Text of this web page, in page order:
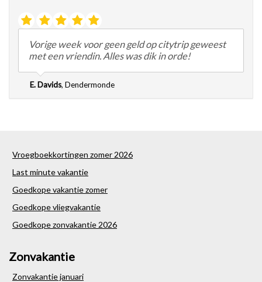
Vorige week voor geen geld op citytrip geweest
met een vriendin. Alles was dik in orde!
E. Davids, Dendermonde
Vroegboekkortingen zomer 2026
Last minute vakantie
Goedkope vakantie zomer
Goedkope vliegvakantie
Goedkope zonvakantie 2026
Zonvakantie
Zonvakantie januari